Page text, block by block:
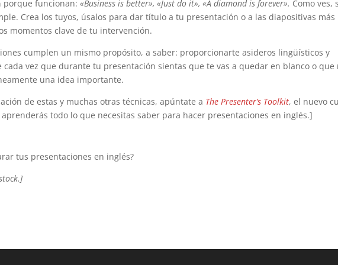
porque funcionan:«Business is better», «Just do it», «A diamond is forever». Como ves,
Crea los tuyos, úsalos para dar título a tu presentación o a las diapositivas más
momentos clave de tu intervención.
cumplen un mismo propósito, a saber: proporcionarte asideros lingüísticos y
vez que durante tu presentación sientas que te vas a quedar en blanco o que
una idea importante.
de estas y muchas otras técnicas, apúntate a The Presenter’s Toolkit, el nuevo
todo lo que necesitas saber para hacer presentaciones en inglés.]
tus presentaciones en inglés?